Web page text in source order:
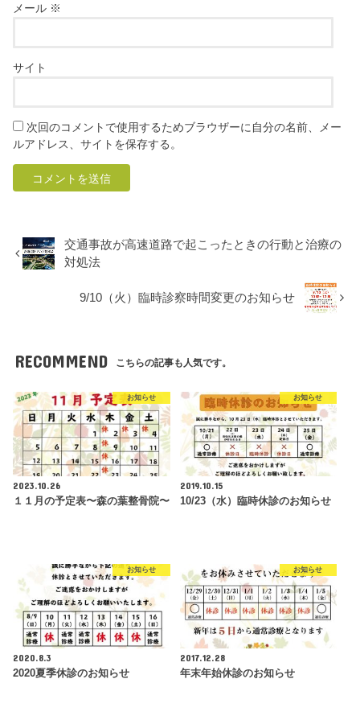
メール ※
サイト
次回のコメントで使用するためブラウザーに自分の名前、メー
ルアドレス、サイトを保存する。
交通事故が高速道路で起こったときの行動と治療の
対処法
9/10（火）臨時診察時間変更のお知らせ
RECOMMEND こちらの記事も人気です。
お知らせ
2023.10.26
１１月の予定表〜森の葉整骨院〜
お知らせ
2019.10.15
10/23（水）臨時休診のお知らせ
お知らせ
2020.8.3
2020夏季休診のお知らせ
お知らせ
2017.12.28
年末年始休診のお知らせ